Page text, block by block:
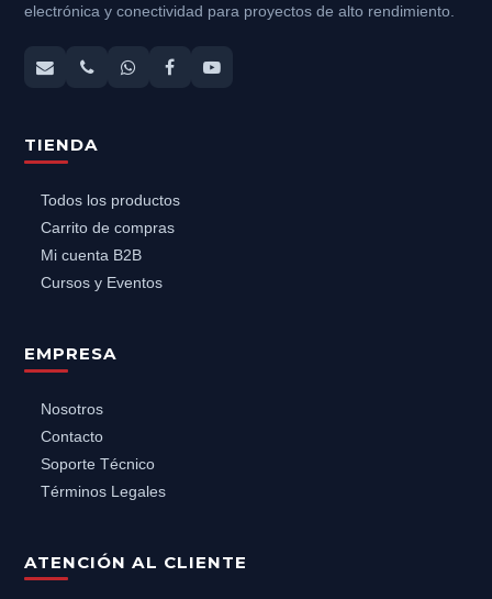
electrónica y conectividad para proyectos de alto rendimiento.
TIENDA
Todos los productos
Carrito de compras
Mi cuenta B2B
Cursos y Eventos
EMPRESA
Nosotros
Contacto
Soporte Técnico
Términos Legales
ATENCIÓN AL CLIENTE